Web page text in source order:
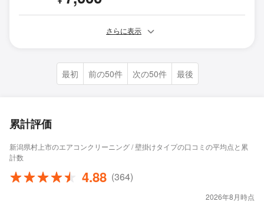
さらに表示
最初 前の50件 次の50件 最後
累計評価
新潟県村上市のエアコンクリーニング / 壁掛けタイプの口コミの平均点と累
計数
4.88 (364)
2026年8月時点